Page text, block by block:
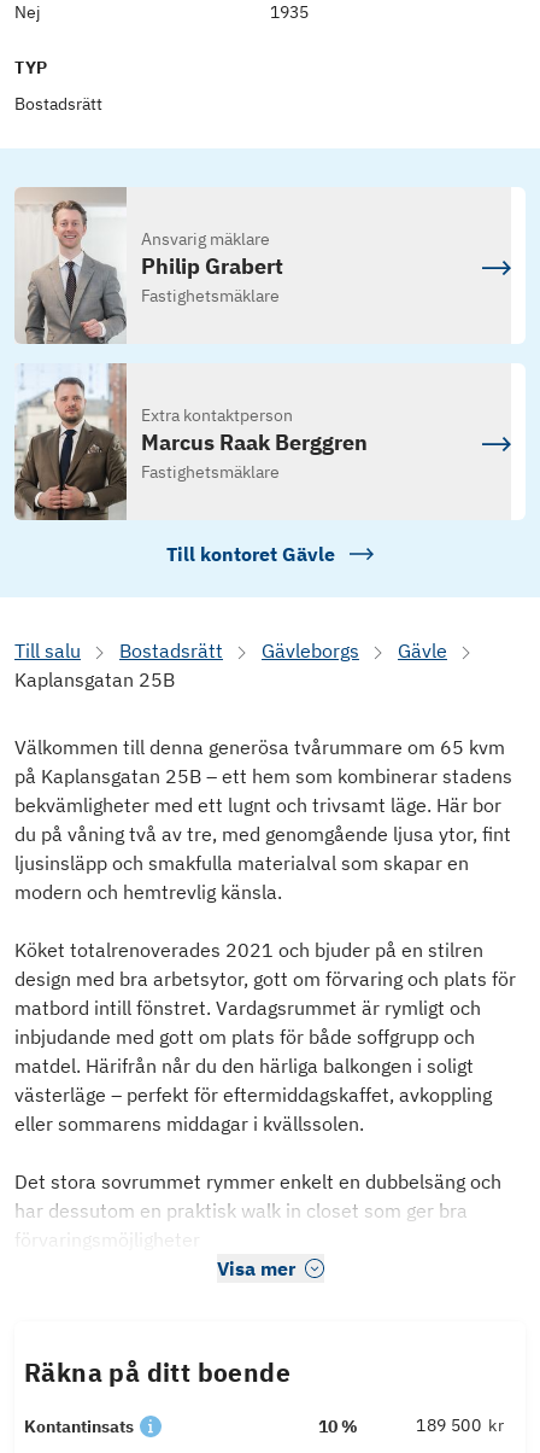
Nej
1935
TYP
Bostadsrätt
Ansvarig mäklare
Philip Grabert
Fastighetsmäklare
Extra kontaktperson
Marcus Raak Berggren
Fastighetsmäklare
Till kontoret Gävle
Till salu Bostadsrätt Gävleborgs
Gävle
Kaplansgatan 25B
Välkommen till denna generösa tvårummare om 65 kvm
på Kaplansgatan 25B – ett hem som kombinerar stadens
bekvämligheter med ett lugnt och trivsamt läge. Här bor
du på våning två av tre, med genomgående ljusa ytor, fint
ljusinsläpp och smakfulla materialval som skapar en
modern och hemtrevlig känsla.
Köket totalrenoverades 2021 och bjuder på en stilren
design med bra arbetsytor, gott om förvaring och plats för
matbord intill fönstret. Vardagsrummet är rymligt och
inbjudande med gott om plats för både soffgrupp och
matdel. Härifrån når du den härliga balkongen i soligt
västerläge – perfekt för eftermiddagskaffet, avkoppling
eller sommarens middagar i kvällssolen.
Det stora sovrummet rymmer enkelt en dubbelsäng och
har dessutom en praktisk walk in closet som ger bra
förvaringsmöjligheter
Visa mer
Räkna på ditt boende
Kontantinsats 10 % kr